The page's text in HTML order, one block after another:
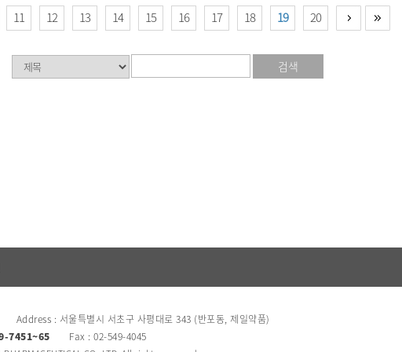
11 12 13 14 15 16 17 18 19 20
검색
: 서울특별시 서초구 사평대로 343 (반포동, 제일약품)
7451~65 Fax : 02-549-4045